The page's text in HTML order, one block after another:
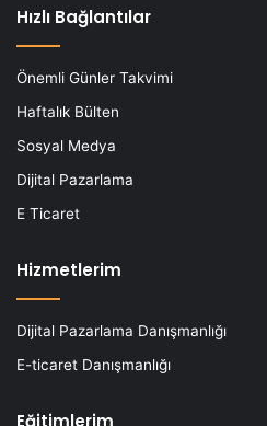
Hızlı Bağlantılar
Önemli Günler Takvimi
Haftalık Bülten
Sosyal Medya
Dijital Pazarlama
E Ticaret
Hizmetlerim
Dijital Pazarlama Danışmanlığı
E-ticaret Danışmanlığı
Eğitimlerim